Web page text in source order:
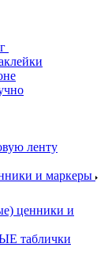
ленту
и маркеры
ценники и
таблички